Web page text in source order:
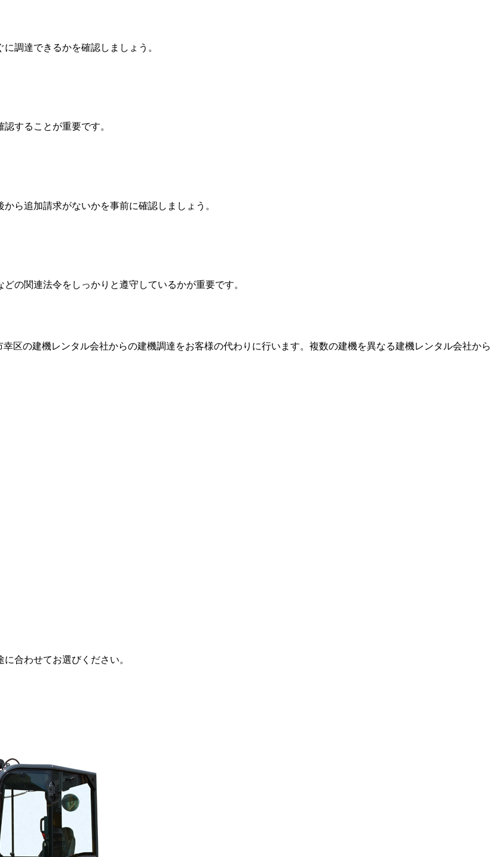
調達できるかを確認しましょう。
することが重要です。
ら追加請求がないかを事前に確認しましょう。
の関連法令をしっかりと遵守しているかが重要です。
幸区の建機レンタル会社からの建機調達をお客様の代わりに行います。複数の建機を異なる建機レンタル会社から
合わせてお選びください。